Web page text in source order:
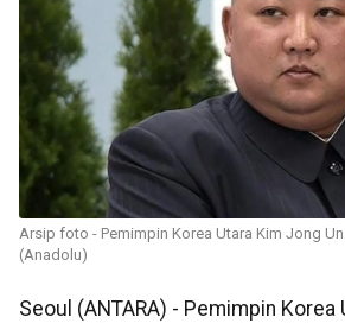
Arsip foto - Pemimpin Korea Utara Kim Jong
(Anadolu)
Seoul (ANTARA) - Pemimpin Korea